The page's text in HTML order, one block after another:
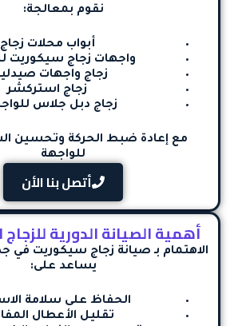
نقوم بمعالجة:
أبواب محلات زجاج
واجهات زجاج سيكوريت
زجاج واجهات
زجاج استركشر
زجاج دبل جلاس
مع إعادة ضبط الحركة وتحسين
للواجهة
أتصل بنا الأن
أهمية الصيانة الدورية
الاهتمام بـ صيانة زجاج سيكوريت في
يساعد على:
الحفاظ على سلامة
تقليل الأعطال